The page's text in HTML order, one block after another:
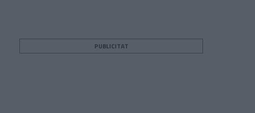
PUBLICITAT